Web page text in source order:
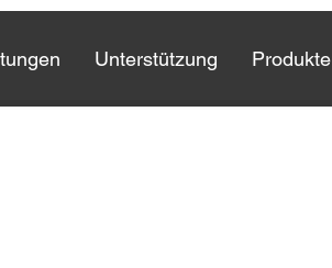
Unterstützung Produkte
Unterstützung Produkte